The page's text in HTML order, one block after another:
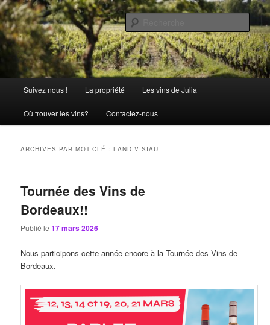
Aller
au
contenu
principal
Aller
au
contenu
secondaireChâteau Julia
La passion comme tradition
principal
Suivez nous ! La propriété Les vins de Julia
Où trouver les vins? Contactez-nous
ARCHIVES PAR MOT-CLÉ :LANDIVISIAU
Tournée des Vins de
Bordeaux!!
Publié le17 mars 2026
Nous participons cette année encore à la Tournée des Vins de
Bordeaux.